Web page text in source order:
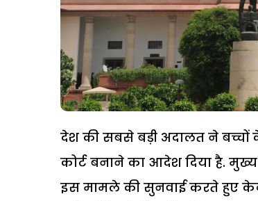
देश की सबसे बड़ी अदालत ने बच्चों
कोर्ट बनाने का आदेश दिया है.
इस मामले की सुनवाई करते हुए